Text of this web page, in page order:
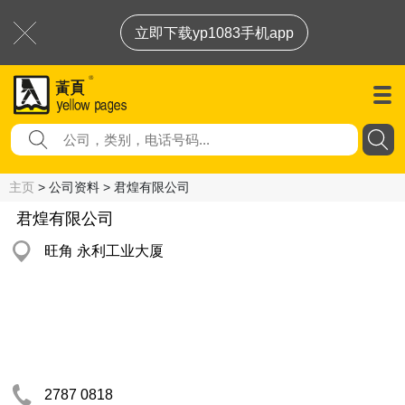
立即下载yp1083手机app
主页 > 公司资料 > 君煌有限公司
君煌有限公司
旺角 永利工业大厦
2787 0818